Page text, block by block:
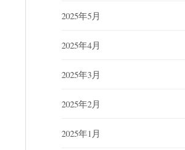
2025年5月
2025年4月
2025年3月
2025年2月
2025年1月